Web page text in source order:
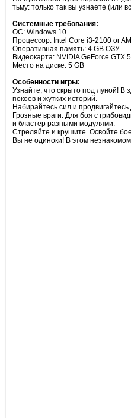
тьму: только так вы узнаете (или
Системные требования:
ОС: Windows 10
Процессор: Intel Core i3-2100 or
Оперативная память: 4 GB ОЗУ
Видеокарта: NVIDIA GeForce GTX
Место на диске: 5 GB
Особенности игры:
Узнайте, что скрыто под луной!
покоев и жутких историй.
Набирайтесь сил и
Грозные враги. Для боя с
и бластер разными модулями.
Стреляйте и крушите. Освойте
Вы не одиноки! В этом